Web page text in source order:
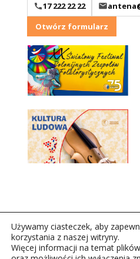
17 222 22 22
Otwórz formularz
Używamy ciasteczek, aby
korzystania z naszej witryny.
Więcej informacji na temat